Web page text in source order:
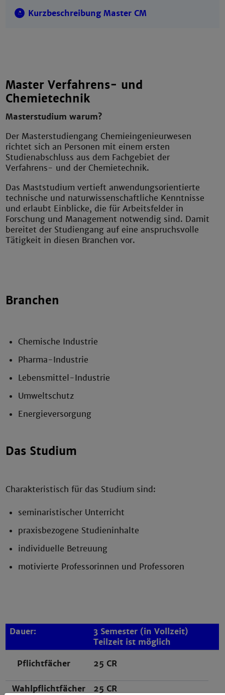
Kurzbeschreibung Master CM
Master Verfahrens- und
Chemietechnik
Masterstudium warum?
Der Masterstudiengang Chemieingenieurwesen
richtet sich an Personen mit einem ersten
Studienabschluss aus dem Fachgebiet der
Verfahrens- und der Chemietechnik.
Das Maststudium vertieft anwendungsorientierte
technische und naturwissenschaftliche Kenntnisse
und erlaubt Einblicke, die für Arbeitsfelder in
Forschung und Management notwendig sind. Damit
bereitet der Studiengang auf eine anspruchsvolle
Tätigkeit in diesen Branchen vor.
Branchen
Chemische Industrie
Pharma-Industrie
Lebensmittel-Industrie
Umweltschutz
Energieversorgung
Das Studium
Charakteristisch für das Studium sind:
seminaristischer Unterricht
praxisbezogene Studieninhalte
individuelle Betreuung
motivierte Professorinnen und Professoren
Dauer:
3 Semester (in Vollzeit)
Teilzeit ist möglich
Pflichtfächer 25 CR
Wahlpflichtfächer 25 CR